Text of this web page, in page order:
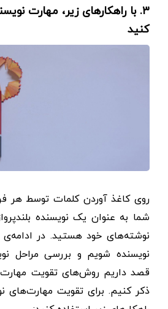
۳. با راهکارهای زیر، مهارت
کنید
روی کاغذ آوردن کلمات توسط هر
شما به عنوان یک نویسنده
نوشته‌های خود هستید. در
نویسنده شویم و بررسی مراحل
قصد داریم روش‌های تقویت
ذکر کنیم. برای تقویت مهارت‌های